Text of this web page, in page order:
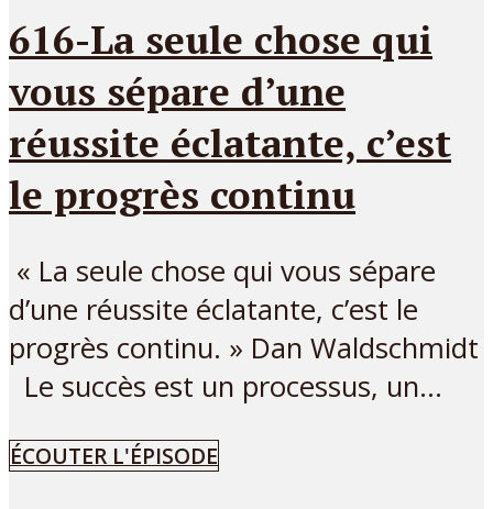
616-La seule chose qui
vous sépare d’une
réussite éclatante, c’est
le progrès continu
« La seule chose qui vous sépare
d’une réussite éclatante, c’est le
progrès continu. » Dan Waldschmidt
Le succès est un processus, un...
ÉCOUTER L'ÉPISODE